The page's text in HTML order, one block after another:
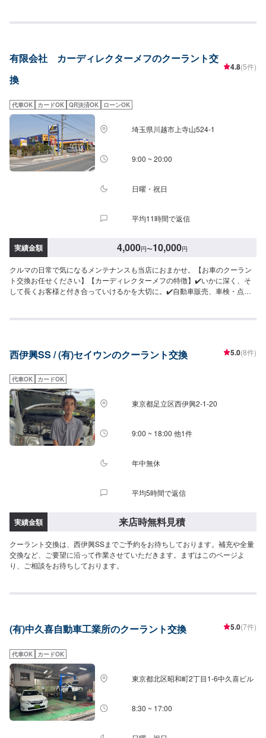
有限会社 カーディレクターメフのクーラント交
換
4.8(5件)
代車OK カードOK QR決済OK ローンOK
埼玉県川越市上寺山524-1
9:00 ~ 20:00
日曜・祝日
平均11時間で返信
実績金額 4,000円〜10,000円
クルマの日常で気になるメンテナンスも当店におまかせ。【お車のクーラン
ト交換お任せください】【カーディレクターメフの特徴】✔️いかに深く、そ
して長くお客様と付き合っていけるかを大切に。✔️自動車販売、車検・点検
購入希望の旨をオファー備考欄にご記載ください。【代車について】作業中
西伊興SS / (有)セイウンのクーラント交換 5.0(8件)
代車OK カードOK
東京都足立区西伊興2-1-20
9:00 ~ 18:00 他1件
年中無休
平均5時間で返信
実績金額 来店時無料見積
クーラント交換は、西伊興SSまでご予約をお待ちしております。補充や全量
交換など、ご要望に沿って作業させていただきます。まずはこのページよ
り、ご相談をお待ちしております。
(有)中久喜自動車工業所のクーラント交換 5.0(7件)
代車OK カードOK
東京都北区昭和町2丁目1-6中久喜ビル
8:30 ~ 17:00